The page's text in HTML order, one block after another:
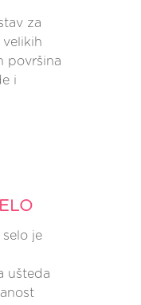
za
velikih
površina
i
je
ušteda